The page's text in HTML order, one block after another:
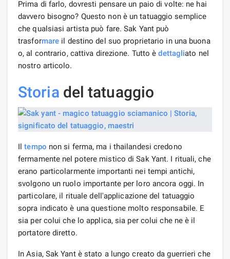
Prima di farlo, dovresti pensare un paio di volte: ne hai
davvero bisogno? Questo non è un tatuaggio semplice
che qualsiasi artista può fare. Sak Yant può
trasformare il destino del suo proprietario in una buona
o, al contrario, cattiva direzione. Tutto èdettagliato nel
nostro articolo.
Storia del tatuaggio
Iltempo non si ferma, ma i thailandesi credono
fermamente nel potere mistico di Sak Yant. I rituali, che
erano particolarmente importanti nei tempi antichi,
svolgono un ruolo importante per loro ancora oggi. In
particolare, il rituale dell'applicazione del tatuaggio
sopra indicato è una questione molto responsabile. E
sia per colui che lo applica, sia per colui che ne è il
portatore diretto.
In Asia, Sak Yant è stato a lungo creato da guerrieri che